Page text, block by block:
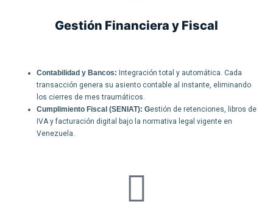
Gestión Financiera y Fiscal
Contabilidad y Bancos: Integración total y automática. Cada
transacción genera su asiento contable al instante, eliminando
los cierres de mes traumáticos.
Cumplimiento Fiscal (SENIAT): Gestión de retenciones, libros de
IVA y facturación digital bajo la normativa legal vigente en
Venezuela.